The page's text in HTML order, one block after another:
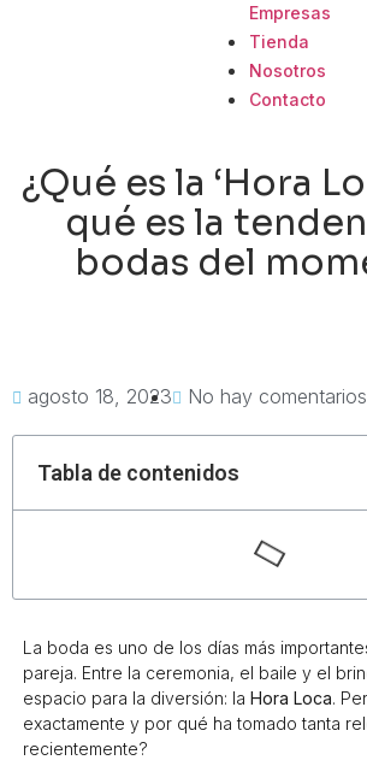
Empresas
Tienda
Nosotros
Contacto
¿Qué es la ‘Hora
qué es la
bodas del
agosto 18, 2023 No hay comentarios
Tabla de contenidos
La boda es uno de los días más
pareja. Entre la ceremonia, el baile y el
espacio para la diversión: la Hora Loca.
exactamente y por qué ha tomado tanta
recientemente?